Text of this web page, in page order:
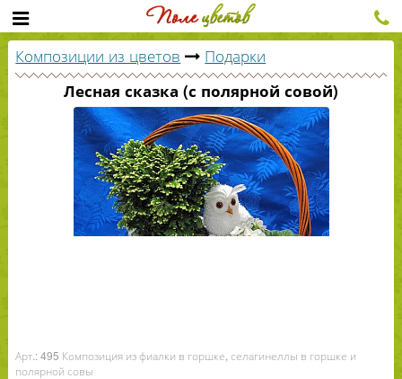
Композиции из цветов Подарки
Лесная сказка (с полярной совой)
Арт.: 495 Композиция из фиалки в горшке, селагинеллы в горшке и
полярной совы